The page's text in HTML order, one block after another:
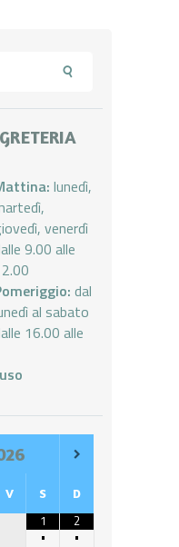
lunedì,
venerdì
9.00 alle
dal
al sabato
16.00 alle
V S D
1
•
2
•